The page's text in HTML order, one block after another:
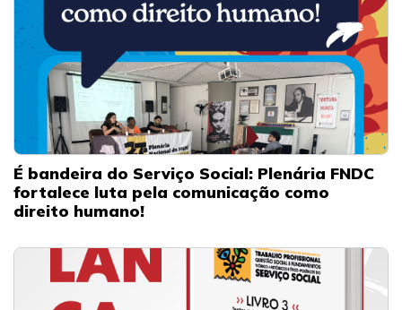
É bandeira do Serviço Social: Plenária FNDC
fortalece luta pela comunicação como
direito humano!